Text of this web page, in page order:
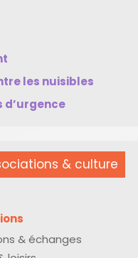
les nuisibles
d’urgence
& culture
& échanges